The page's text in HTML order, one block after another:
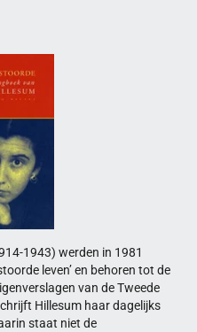
1943) werden in 1981
leven’ en behoren tot de
van de Tweede
Hillesum haar dagelijks
staat niet de